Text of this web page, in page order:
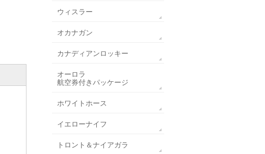
ウィスラー
オカナガン
カナディアンロッキー
オーロラ
航空券付きパッケージ
ホワイトホース
イエローナイフ
トロント＆ナイアガラ